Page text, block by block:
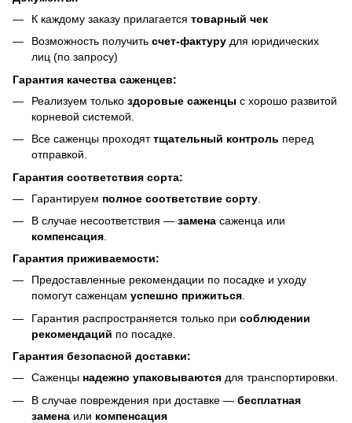
К каждому заказу прилагается товарный чек
Возможность получить счет-фактуру для юридических
лиц (по запросу)
Гарантия качества саженцев:
Реализуем только здоровые саженцы с хорошо развитой
корневой системой.
Все саженцы проходяттщательный контроль перед
отправкой.
Гарантия соответствия сорта:
Гарантируем полное соответствие сорту
В случае несоответствия — замена саженца или
компенсация
Гарантия приживаемости:
Предоставленные рекомендации по посадке и уходу
помогут саженцам успешно прижиться.
Гарантия распространяется только при соблюдении
рекомендаций по посадке.
Гарантия безопасной доставки:
Саженцы надежно упаковываются для транспортировки.
В случае повреждения при доставке — бесплатная
замена или компенсация